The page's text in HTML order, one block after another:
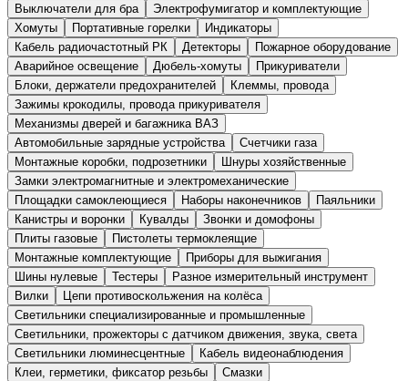
Выключатели для бра
Электрофумигатор и комплектующие
Хомуты
Портативные горелки
Индикаторы
Кабель радиочастотный РК
Детекторы
Пожарное оборудование
Аварийное освещение
Дюбель-хомуты
Прикуриватели
Блоки, держатели предохранителей
Клеммы, провода
Зажимы крокодилы, провода прикуривателя
Механизмы дверей и багажника ВАЗ
Автомобильные зарядные устройства
Счетчики газа
Монтажные коробки, подрозетники
Шнуры хозяйственные
Замки электромагнитные и электромеханические
Площадки самоклеющиеся
Наборы наконечников
Паяльники
Канистры и воронки
Кувалды
Звонки и домофоны
Плиты газовые
Пистолеты термоклеящие
Монтажные комплектующие
Приборы для выжигания
Шины нулевые
Тестеры
Разное измерительный инструмент
Вилки
Цепи противоскольжения на колёса
Светильники специализированные и промышленные
Светильники, прожекторы с датчиком движения, звука, света
Светильники люминесцентные
Кабель видеонаблюдения
Клеи, герметики, фиксатор резьбы
Смазки